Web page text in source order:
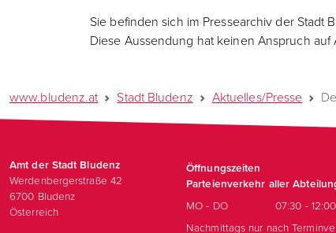
Sie befinden sich im Pressearchiv der Stadt
Diese Aussendung hat keinen Anspruch auf
www.bludenz.at Stadt Bludenz Aktuelles/Presse
Amt der Stadt Bludenz
Werdenbergerstraße 42
6700 Bludenz
Österreich
Öffnungszeiten
Parteienverkehr aller
MO - DO 07:30 -
Nachmittags nur nach